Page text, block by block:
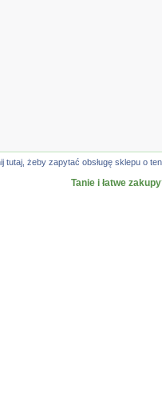
tutaj, żeby zapytać obsługę sklepu o
Tanie i łatwe